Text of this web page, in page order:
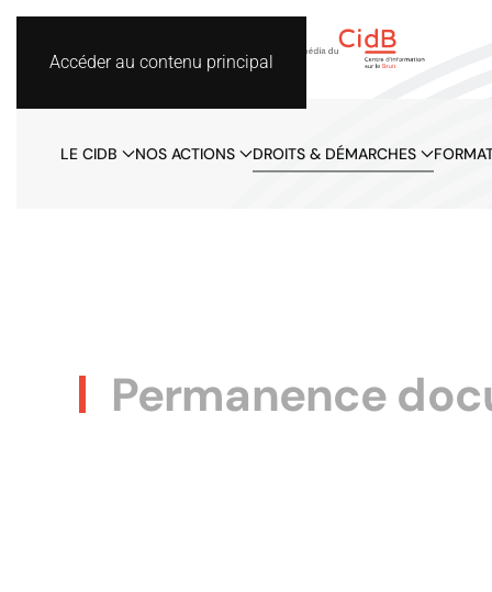
Accéder au contenu principal
LE CIDB NOS ACTIONS DROITS & DÉMARCHES
Permanence